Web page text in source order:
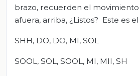
brazo, recuerden el
afuera, arriba, ¿Listos? Este es el
SHH, DO, DO, MI, SOL
SOOL, SOL, SOOL, MI, MII, SH